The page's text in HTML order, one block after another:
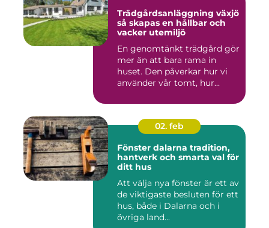
Trädgårdsanläggning växjö
så skapas en hållbar och
vacker utemiljö
En genomtänkt trädgård gör
mer än att bara rama in
huset. Den påverkar hur vi
använder vår tomt, hur...
02. feb
Fönster dalarna tradition,
hantverk och smarta val för
ditt hus
Att välja nya fönster är ett av
de viktigaste besluten för ett
hus, både i Dalarna och i
övriga land...